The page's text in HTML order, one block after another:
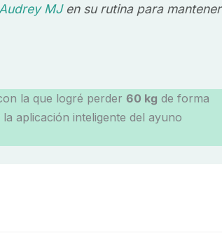
Audrey MJen su rutina para mantener
la que logré perder 60 kg de forma
aplicación inteligente del ayuno